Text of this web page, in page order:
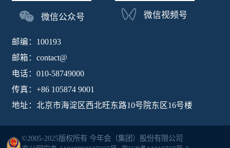
微信公众号 微信视频号
邮编：100193
邮箱：contact@
电话：010-58749000
传真：+86 105874 9001
地址：北京市海淀区西北旺东路10号院东区16号楼
©2005-2025版权所有 今年会（集团）股份有限公司